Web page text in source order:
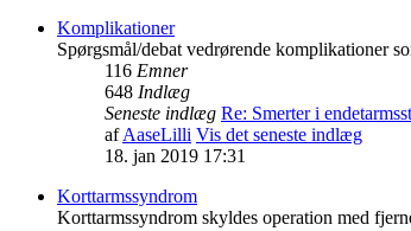
Komplikationer
Spørgsmål/debat vedrørende komplikationer
116 Emner
648 Indlæg
Seneste indlæg Re: Smerter i
afAaseLilli Vis det seneste indlæg
18. jan 2019 17:31
Korttarmssyndrom
Korttarmssyndrom skyldes operation med